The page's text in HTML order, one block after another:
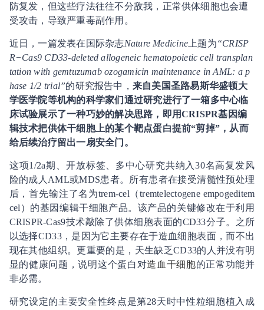
防复发，但这些疗法往往不分敌我，正常供体细胞也会遭
受攻击，导致严重毒副作用。
近日，一篇发表在国际杂志Nature Medicine 上题为“CRISP
R−Cas9 CD33-deleted allogeneic hematopoietic cell transplan
tation with gemtuzumab ozogamicin maintenance in AML: a p
hase 1/2 trial”的研究报告中， 来自美国圣路易斯华盛顿大
学医学院等机构的科学家们通过研究进行了一箱多中心临
床试验展示了一种巧妙的解决思路，即用CRISPR基因编
辑技术把供体干细胞上的某个靶点蛋白提前“剪掉”，从而
给后续治疗留出一扇安全门。
这项1/2a期、开放标签、多中心研究共纳入30名高复发风
险的成人AML或MDS患者。所有患者在接受清髓性预处理
后，首先输注了名为trem-cel（tremtelectogene empogeditem
cel）的基因编辑干细胞产品。该产品的关键修改在于利用
CRISPR-Cas9技术敲除了供体细胞表面的CD33分子。之所
以选择CD33，是因为它主要存在于造血细胞表面，而不出
现在其他组织。更重要的是，天生缺乏CD33的人并没有明
显的健康问题，说明这个蛋白对造血干细胞的正常功能并
非必需。
研究设定的主要安全性终点是第28天时中性粒细胞植入成